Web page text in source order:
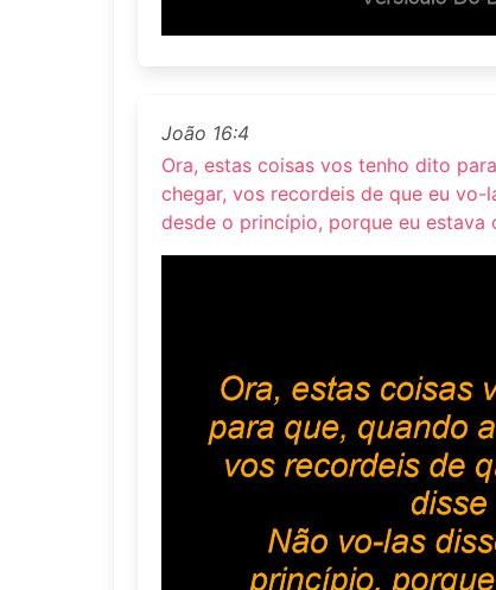
João 16:4
Ora, estas coisas vos tenho dito
chegar, vos recordeis de que eu vo-
desde o princípio, porque eu estava